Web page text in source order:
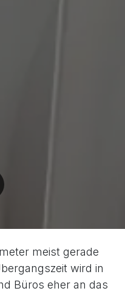
meist gerade
wird in
Büros eher an das